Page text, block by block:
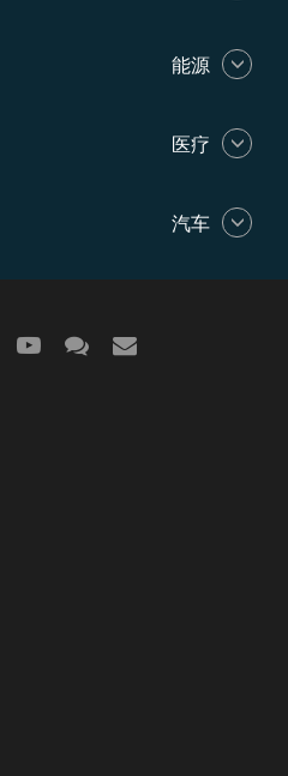
能源
医疗
汽车